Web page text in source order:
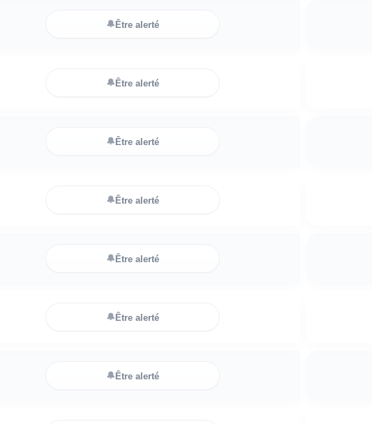
🔔Être alerté
🔔Être alerté
🔔Être alerté
🔔Être alerté
🔔Être alerté
🔔Être alerté
🔔Être alerté